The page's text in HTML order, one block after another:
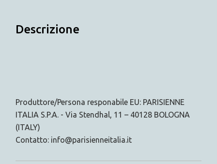
Descrizione
Produttore/Persona responabile EU: PARISIENNE
ITALIA S.P.A. - Via Stendhal, 11 – 40128 BOLOGNA
(ITALY)
Contatto: info@parisienneitalia.it